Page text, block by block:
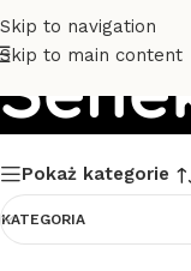
Skip to navigation
Skip to main content
Pokaż kategorie
KATEGORIA